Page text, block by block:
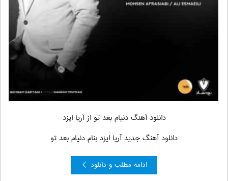
دانلود آهنگ دنیام بعد تواز آریا ایزد
دانلود آهنگ جدید آریا ایزد بنام دنیام بعد تو
ادامه مطلب و دانلود